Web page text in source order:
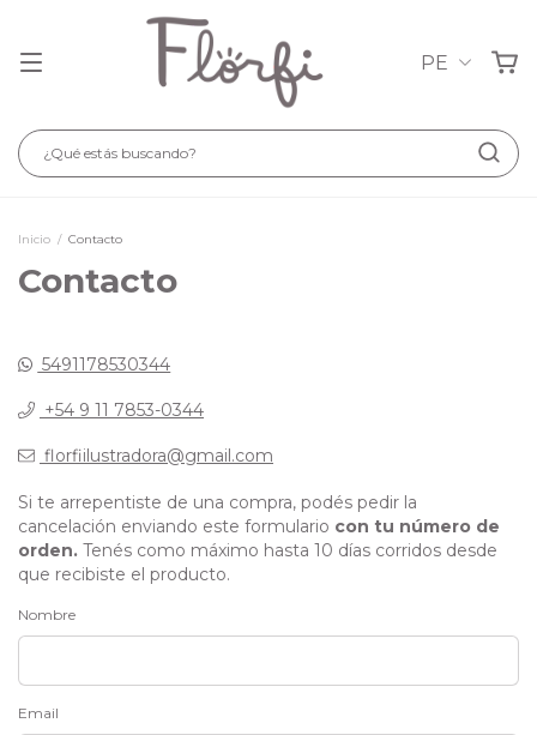
PE
Inicio / Contacto
Contacto
5491178530344
+54 9 11 7853-0344
florfiilustradora@gmail.com
Si te arrepentiste de una compra, podés pedir la
cancelación enviando este formulario con tu número de
orden. Tenés como máximo hasta 10 días corridos desde
que recibiste el producto.
Nombre
Email